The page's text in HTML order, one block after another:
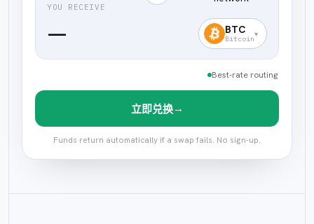
YOU RECEIVE
— BTC
Bitcoin
▾
Best-rate routing
立即兑换→
Funds return automatically if a swap fails. No sign-up.